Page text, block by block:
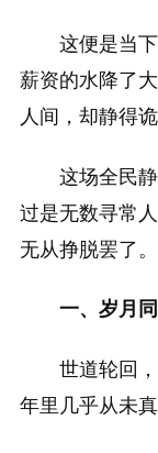
这便是当
薪资的水降了
人间，却静得诡
这场全民
过是无数寻常
无从挣脱罢了。
一、岁月
世道轮回
年里几乎从未